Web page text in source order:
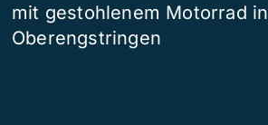
mit gestohlenem Motorrad in
Oberengstringen